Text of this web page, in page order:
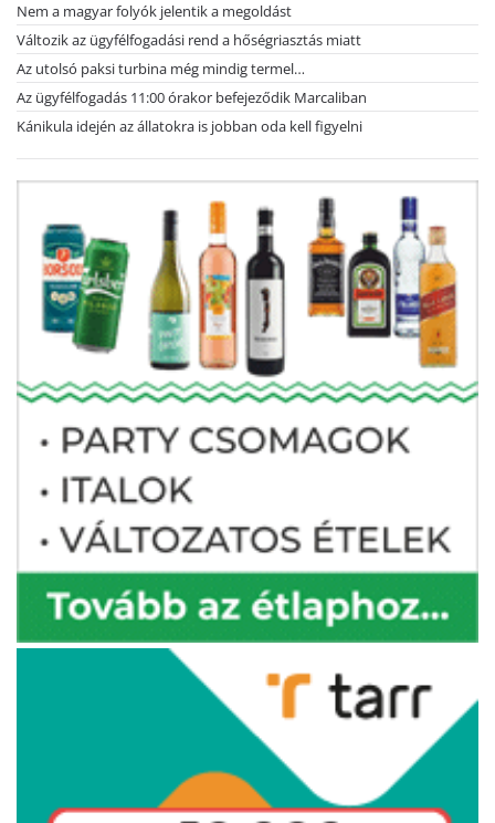
Nem a magyar folyók jelentik a megoldást
Változik az ügyfélfogadási rend a hőségriasztás miatt
Az utolsó paksi turbina még mindig termel…
Az ügyfélfogadás 11:00 órakor befejeződik Marcaliban
Kánikula idején az állatokra is jobban oda kell figyelni